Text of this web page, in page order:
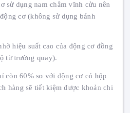
sử dụng nam châm vĩnh cửu nên
cơ (không sử dụng bánh
hiệu suất cao của động cơ đồng
từ trường quay).
còn 60% so với động cơ có hộp
hàng sẽ tiết kiệm được khoản chi